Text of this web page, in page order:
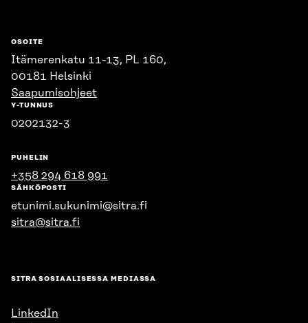
OSOITE
Itämerenkatu 11-13, PL 160,
00181 Helsinki
Saapumisohjeet
Y-TUNNUS
0202132-3
PUHELIN
+358 294 618 991
SÄHKÖPOSTI
etunimi.sukunimi@sitra.fi
sitra@sitra.fi
SITRA SOSIAALISESSA MEDIASSA
LinkedIn